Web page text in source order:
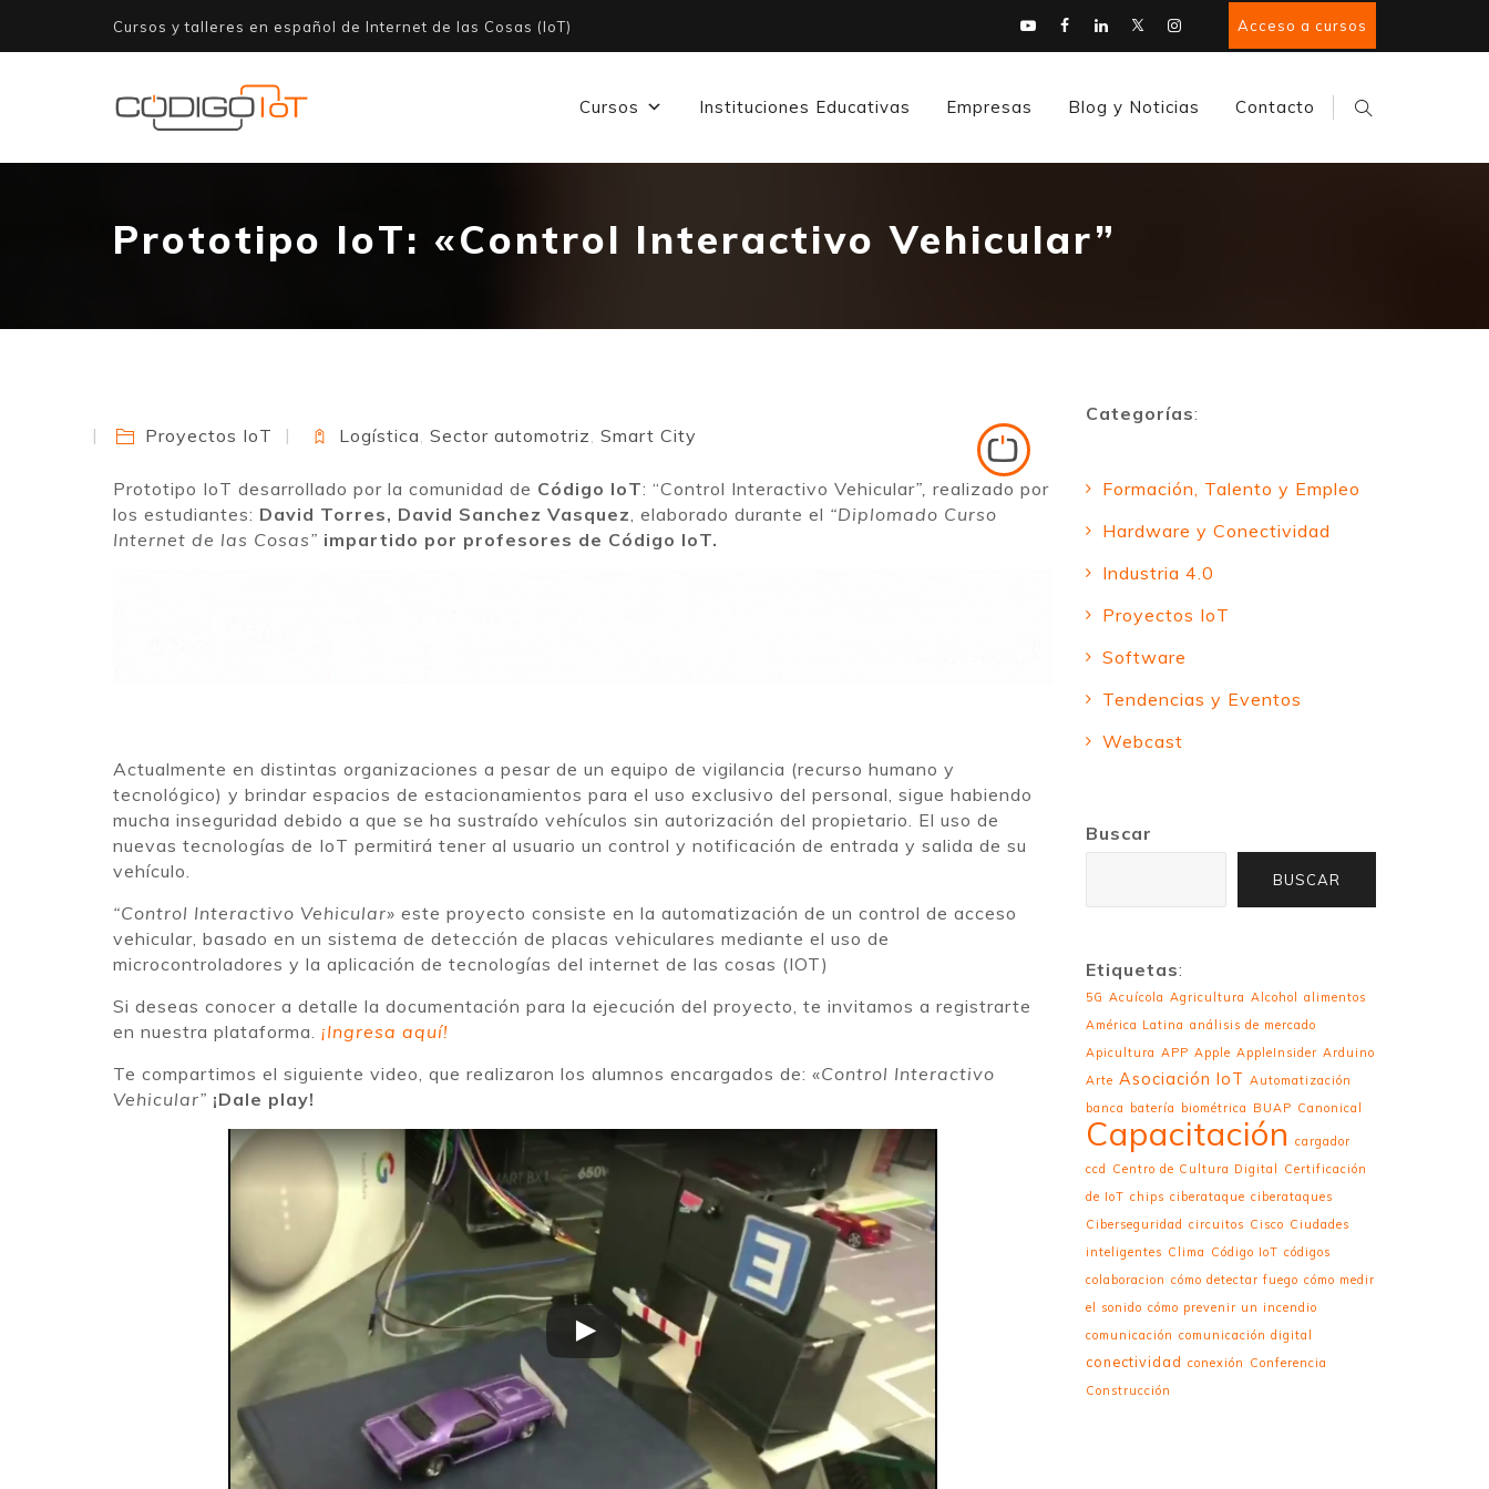
Cursos y talleres en español de Internet de las Cosas (IoT) Acceso a cursos
Cursos Instituciones Educativas Empresas Blog y Noticias Contacto
Prototipo IoT: «Control Interactivo Vehicular”
Proyectos IoT Logística, Sector automotriz, Smart City
Prototipo IoT desarrollado por la comunidad de Código IoT: “Control Interactivo Vehicular”, realizado por
los estudiantes: David Torres, David Sanchez Vasquez, elaborado durante el “Diplomado Curso
Internet de las Cosas” impartido por profesores de Código IoT.
Actualmente en distintas organizaciones a pesar de un equipo de vigilancia (recurso humano y
tecnológico) y brindar espacios de estacionamientos para el uso exclusivo del personal, sigue habiendo
mucha inseguridad debido a que se ha sustraído vehículos sin autorización del propietario. El uso de
nuevas tecnologías de IoT permitirá tener al usuario un control y notificación de entrada y salida de su
vehículo.
“Control Interactivo Vehicular» este proyecto consiste en la automatización de un control de acceso
vehicular, basado en un sistema de detección de placas vehiculares mediante el uso de
microcontroladores y la aplicación de tecnologías del internet de las cosas (IOT)
Si deseas conocer a detalle la documentación para la ejecución del proyecto, te invitamos a registrarte
en nuestra plataforma. ¡Ingresa aquí!
Te compartimos el siguiente video, que realizaron los alumnos encargados de: «Control Interactivo
Vehicular” ¡Dale play!
Categorías:
Formación, Talento y Empleo
Hardware y Conectividad
Industria 4.0
Proyectos IoT
Software
Tendencias y Eventos
Webcast
Buscar
BUSCAR
Etiquetas:
5G Acuícola Agricultura Alcohol
alimentos
América Latina análisis de mercado
Apicultura APP Apple AppleInsider Arduino
Arte Asociación IoT Automatización
banca
batería biométrica BUAP Canonical
Capacitación cargador
ccd
Centro de Cultura Digital
Certificación
de IoT chips ciberataque ciberataques
Ciberseguridad circuitos Cisco Ciudades
inteligentes Clima Código IoT códigos
colaboracion cómo detectar fuego cómo medir
el sonido cómo prevenir un incendio
comunicación comunicación digital
conectividad conexión Conferencia
Construcción